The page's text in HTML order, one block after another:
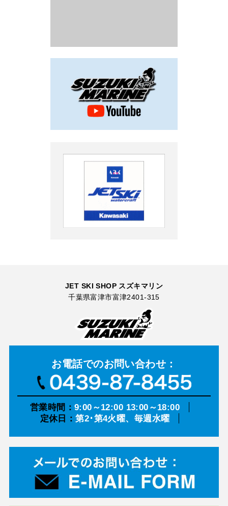
JET SKI SHOP スズキマリン
千葉県富津市富津2401-315
お電話でのお問い合わせ：
営業時間： 9:00～12:00 13:00～18:00
定休日：第2･第4火曜、毎週水曜